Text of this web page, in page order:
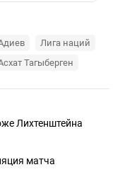
Лига наций
Тагыберген
Лихтенштейна
матча